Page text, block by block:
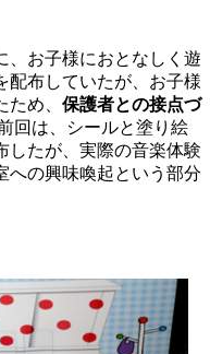
、お子様におとなしく遊
配布していたが、お子様
め、 保護者との接点づ
回は、シールと塗り絵
したが、実際の音楽体験
への興味喚起という部分